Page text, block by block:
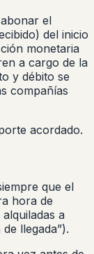
el
del inicio
monetaria
a cargo de la
y débito se
compañías
acordado.
que el
hora de
a
llegada”).